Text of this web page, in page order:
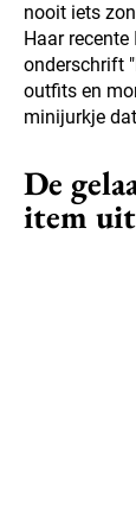
nooit iets
Haar
onderschrift
outfits en
minijurkje
De
item